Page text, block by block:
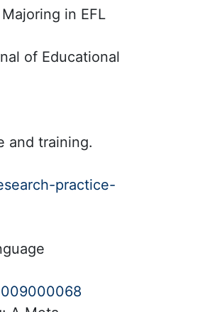
in EFL
of Educational
and training.
practice-